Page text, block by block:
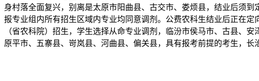
身村落全面复兴，别离是太原市阳曲县、古交市、娄烦县，结业后须
报专业组内所有招生区域内专业均同意调剂。公费农科生结业后正在
（省农科院）招生，学生选择从命专业调剂，临汾市侯马市、古县、
原平市、五寨县、岢岚县、河曲县、偏关县，具有报考前提的考生，